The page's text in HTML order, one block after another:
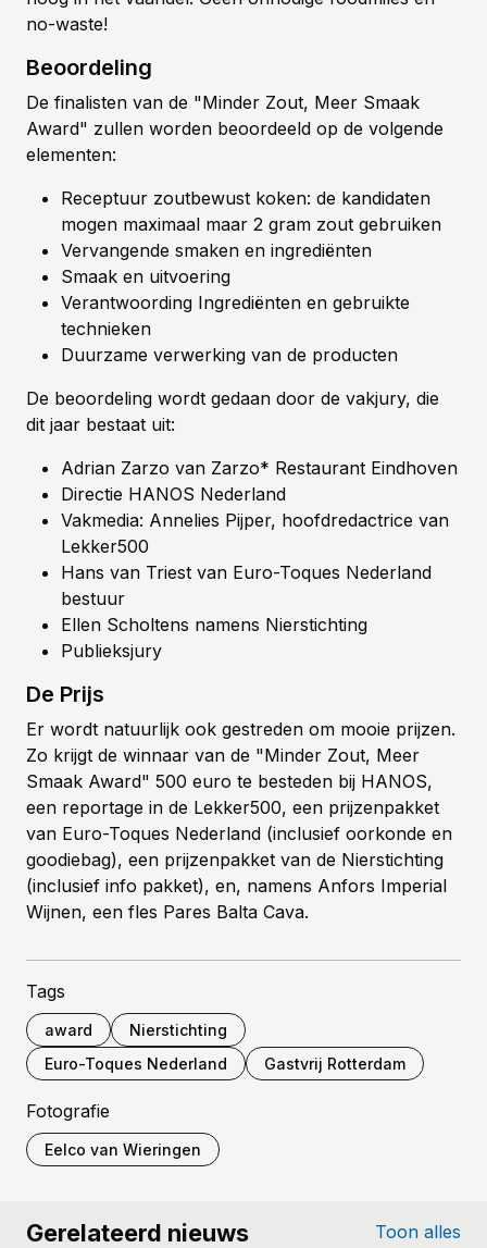
no-waste!
Beoordeling
De finalisten van de "Minder Zout, Meer Smaak
Award" zullen worden beoordeeld op de volgende
elementen:
Receptuur zoutbewust koken: de kandidaten
mogen maximaal maar 2 gram zout gebruiken
Vervangende smaken en ingrediënten
Smaak en uitvoering
Verantwoording Ingrediënten en gebruikte
technieken
Duurzame verwerking van de producten
De beoordeling wordt gedaan door de vakjury, die
dit jaar bestaat uit:
Adrian Zarzo van Zarzo* Restaurant Eindhoven
Directie HANOS Nederland
Vakmedia: Annelies Pijper, hoofdredactrice van
Lekker500
Hans van Triest van Euro-Toques Nederland
bestuur
Ellen Scholtens namens Nierstichting
Publieksjury
De Prijs
Er wordt natuurlijk ook gestreden om mooie prijzen.
Zo krijgt de winnaar van de "Minder Zout, Meer
Smaak Award" 500 euro te besteden bij HANOS,
een reportage in de Lekker500, een prijzenpakket
van Euro-Toques Nederland (inclusief oorkonde en
goodiebag), een prijzenpakket van de Nierstichting
(inclusief info pakket), en, namens Anfors Imperial
Wijnen, een fles Pares Balta Cava.
Tags
award
Nierstichting
Euro-Toques Nederland
Gastvrij Rotterdam
Fotografie
Eelco van Wieringen
Gerelateerd nieuws Toon alles